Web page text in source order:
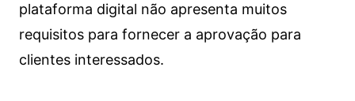
plataforma digital não apresenta muitos
requisitos para fornecer a aprovação para
clientes interessados.